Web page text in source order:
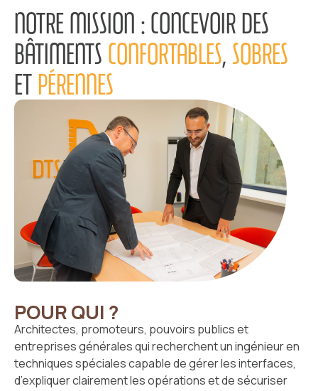
NOTRE MISSION : CONCEVOIR DES
BÂTIMENTS CONFORTABLES, SOBRES
ETPÉRENNES
POUR QUI ?
Architectes, promoteurs, pouvoirs publics et
entreprises générales qui recherchent un ingénieur en
techniques spéciales capable de gérer les interfaces,
d’expliquer clairement les opérations et de sécuriser